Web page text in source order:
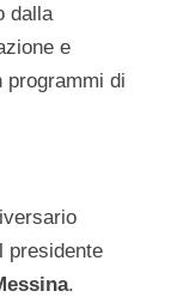
dalla
e
programmi di
presidente
.